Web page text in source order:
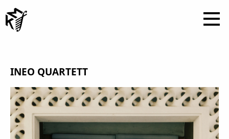
INEO QUARTETT